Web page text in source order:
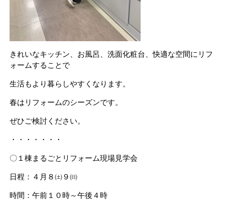
きれいなキッチン、お風呂、洗面化粧台、快適な空間にリフ
ォームすることで
生活もより暮らしやすくなります。
春はリフォームのシーズンです。
ぜひご検討ください。
・・・・・・・
〇１棟まるごとリフォーム現場見学会
日程：４月８㈯９㈰
時間：午前１０時～午後４時